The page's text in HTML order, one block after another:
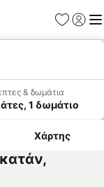
& δωμάτια
1 δωμάτιο
Χάρτης